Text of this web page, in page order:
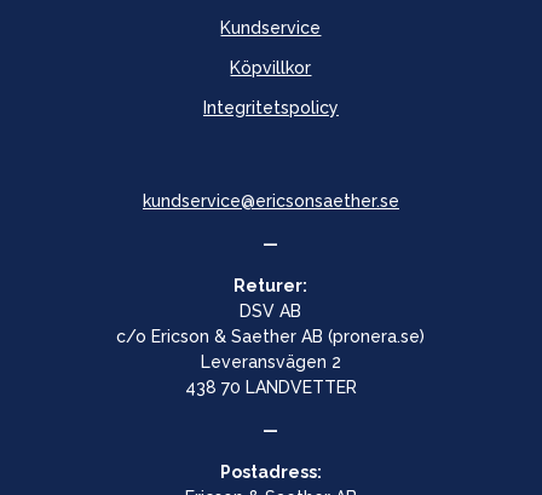
Kundservice
Köpvillkor
Integritetspolicy
kundservice@ericsonsaether.se
—
Returer:
DSV AB
c/o Ericson & Saether AB (pronera.se)
Leveransvägen 2
438 70 LANDVETTER
—
Postadress: